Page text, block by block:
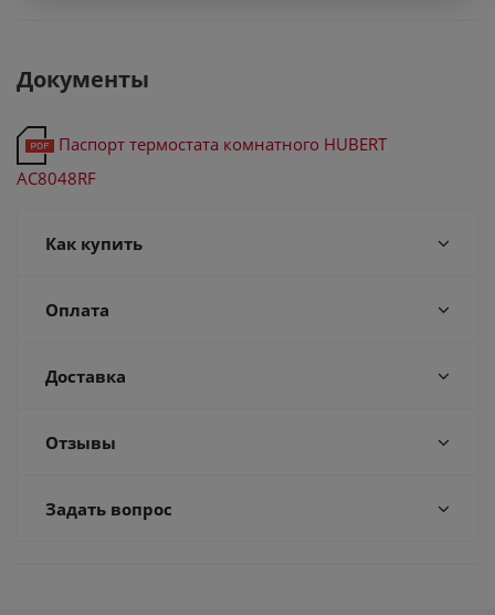
Документы
Паспорт термостата комнатного HUBERT
АС8048RF
Как купить
Оплата
Доставка
Отзывы
Задать вопрос